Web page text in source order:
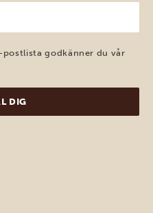
godkänner du vår